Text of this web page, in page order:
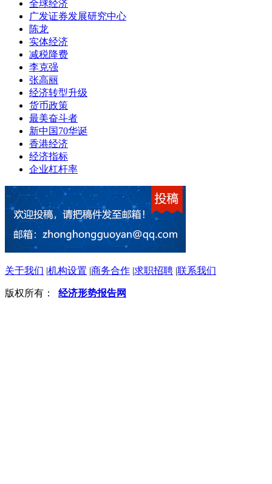
全球经济
广发证券发展研究中心
陈龙
实体经济
减税降费
李克强
张高丽
经济转型升级
货币政策
最美奋斗者
新中国70华诞
香港经济
经济指标
企业杠杆率
关于我们 |机构设置 |商务合作 |求职招聘 |联系我们
版权所有： 经济形势报告网